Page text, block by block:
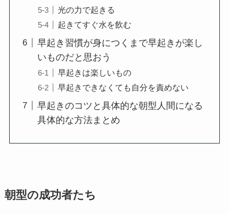
光の力で起きる
起きてすぐ水を飲む
早起き習慣が身につくまで早起きが楽し
いものだと思おう
早起きは楽しいもの
早起きできなくても自分を責めない
早起きのコツと具体的な朝型人間になる
具体的な方法まとめ
朝型の成功者たち